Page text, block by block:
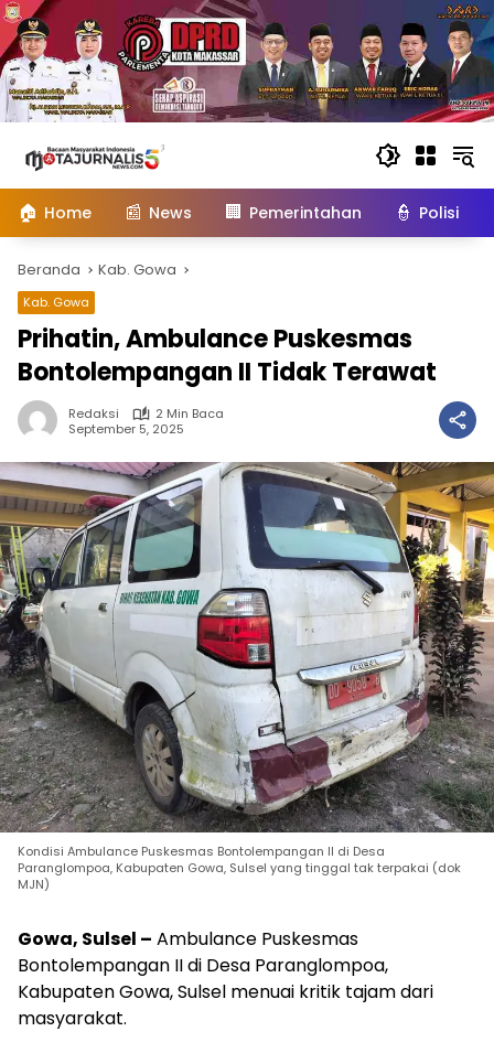
konten
🏠 Home 📰 News 🏢 Pemerintahan 👮 Polisi
Beranda Kab. Gowa
Kab. Gowa
Prihatin, Ambulance Puskesmas
Bontolempangan II Tidak Terawat
Redaksi
2 Min Baca
September 5, 2025
Kondisi Ambulance Puskesmas Bontolempangan II di Desa
Paranglompoa, Kabupaten Gowa, Sulsel yang tinggal tak terpakai (dok
MJN)
Gowa, Sulsel – Ambulance Puskesmas
Bontolempangan II di Desa Paranglompoa,
Kabupaten Gowa, Sulsel menuai kritik tajam dari
masyarakat.